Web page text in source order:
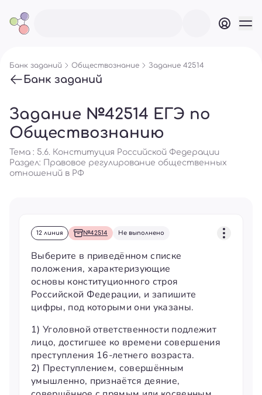
Банк заданий Обществознание Задание 42514
Банк заданий
Задание №42514 ЕГЭ по
Обществознанию
Тема : 5.6. Конституция Российской Федерации
Раздел:
Правовое регулирование общественных
отношений в РФ
12 линия №42514 Не выполнено
Выберите в приведённом списке
положения, характеризующие
основы конституционного строя
Российской Федерации, и запишите
цифры, под которыми они указаны.
1) Уголовной ответственности подлежит
лицо, достигшее ко времени совершения
преступления 16-летнего возраста.
2) Преступлением, совершённым
умышленно, признаётся деяние,